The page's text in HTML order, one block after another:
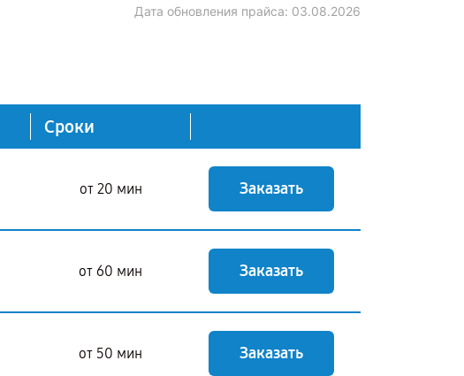
Дата обновления прайса: 03.08.2026
Сроки
от 20 мин Заказать
от 60 мин Заказать
от 50 мин Заказать